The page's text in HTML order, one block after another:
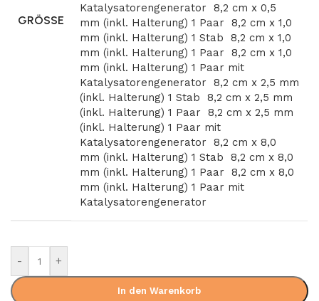
GRÖSSE
Katalysatorengenerator
8,2 cm x 0,5
mm (inkl. Halterung) 1 Paar
8,2 cm x 1,0
mm (inkl. Halterung) 1 Stab
8,2 cm x 1,0
mm (inkl. Halterung) 1 Paar
8,2 cm x 1,0
mm (inkl. Halterung) 1 Paar mit
Katalysatorengenerator
8,2 cm x 2,5 mm
(inkl. Halterung) 1 Stab
8,2 cm x 2,5 mm
(inkl. Halterung) 1 Paar
8,2 cm x 2,5 mm
(inkl. Halterung) 1 Paar mit
Katalysatorengenerator
8,2 cm x 8,0
mm (inkl. Halterung) 1 Stab
8,2 cm x 8,0
mm (inkl. Halterung) 1 Paar
8,2 cm x 8,0
mm (inkl. Halterung) 1 Paar mit
Katalysatorengenerator
- +
In den Warenkorb